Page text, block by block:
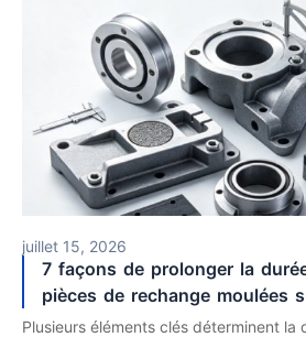
juillet 15, 2026
7 façons de prolonger la
pièces de rechange moulées
Plusieurs éléments clés déterminent la